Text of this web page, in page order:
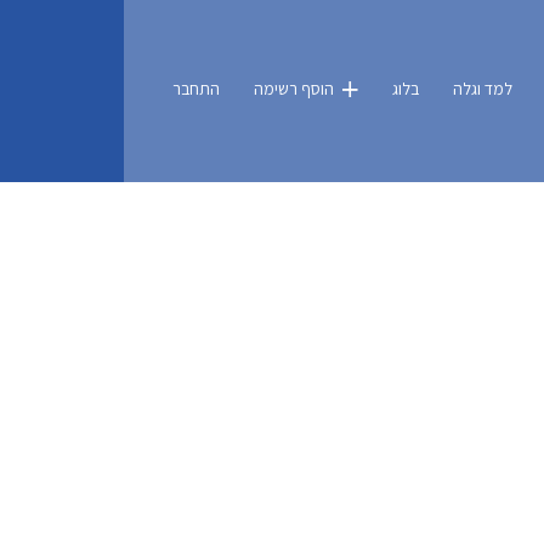
למד וגלה בלוג הוסף רשימה התחבר